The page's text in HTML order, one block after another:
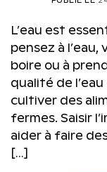
L’eau est
pensez à
boire ou à
qualité de
cultiver des
fermes. Saisir
aider à faire
[…]